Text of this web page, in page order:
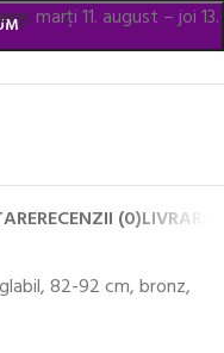
marți 11. august – joi 13.
RECENZII (0)LIVRARE
82-92 cm, bronz,